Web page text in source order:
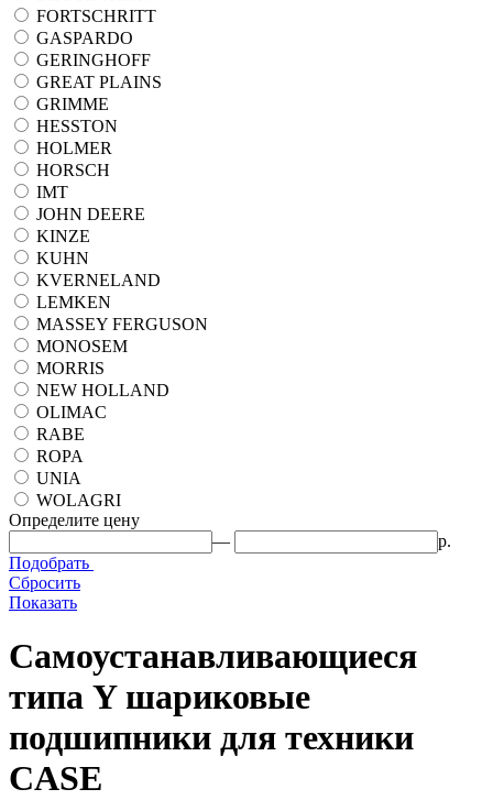
FORTSCHRITT
GASPARDO
GERINGHOFF
GREAT PLAINS
GRIMME
HESSTON
HOLMER
HORSCH
IMT
JOHN DEERE
KINZE
KUHN
KVERNELAND
LEMKEN
MASSEY FERGUSON
MONOSEM
MORRIS
NEW HOLLAND
OLIMAC
RABE
ROPA
UNIA
WOLAGRI
Определите цену
—
р.
Подобрать
Сбросить
Показать
Самоустанавливающиеся
типа Y шариковые
подшипники для техники
CASE